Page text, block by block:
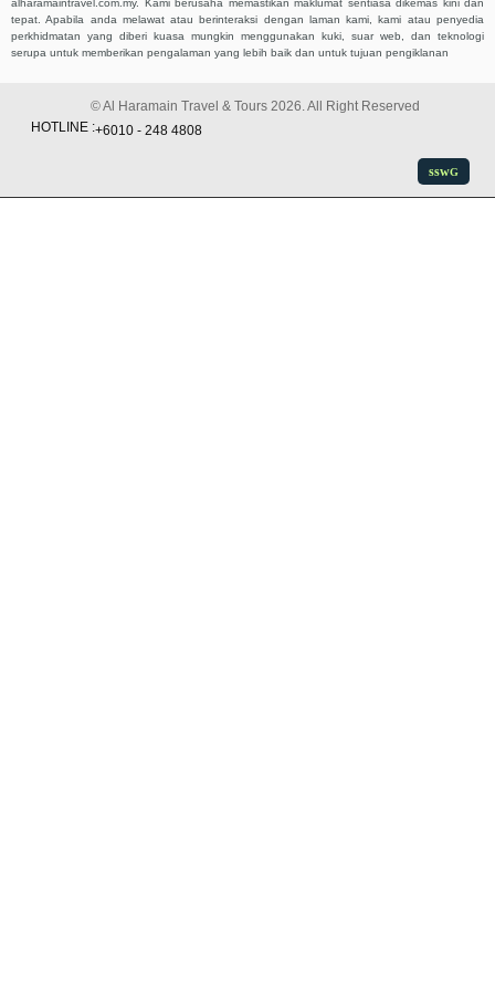
alharamaintravel.com.my. Kami berusaha memastikan maklumat sentiasa dikemas kini dan
tepat. Apabila anda melawat atau berinteraksi dengan laman kami, kami atau penyedia
perkhidmatan yang diberi kuasa mungkin menggunakan kuki, suar web, dan teknologi
serupa untuk memberikan pengalaman yang lebih baik dan untuk tujuan pengiklanan
© Al Haramain Travel & Tours 2026. All Right Reserved
HOTLINE :+6010 - 248 4808
sswG